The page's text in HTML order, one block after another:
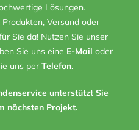
Lösungen.
Versand oder
Sie da! Nutzen Sie unser
Sie uns eine E-Mail oder
uns per Telefon.
unterstützt Sie
nächsten Projekt.